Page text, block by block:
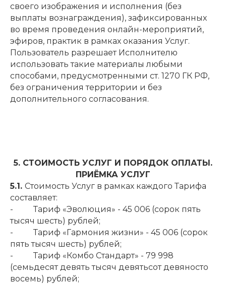
своего изображения и исполнения (без
выплаты вознаграждения), зафиксированных
во время проведения онлайн-мероприятий,
эфиров, практик в рамках оказания Услуг.
Пользователь разрешает Исполнителю
использовать такие материалы любыми
способами, предусмотренными ст. 1270 ГК РФ,
без ограничения территории и без
дополнительного согласования.
5. СТОИМОСТЬ УСЛУГ И ПОРЯДОК ОПЛАТЫ.
ПРИЁМКА УСЛУГ
5.1. Стоимость Услуг в рамках каждого Тарифа
составляет:
- Тариф «Эволюция» - 45 006 (сорок пять
тысяч шесть) рублей;
- Тариф «Гармония жизни» - 45 006 (сорок
пять тысяч шесть) рублей;
- Тариф «Комбо Стандарт» - 79 998
(семьдесят девять тысяч девятьсот девяносто
восемь) рублей;